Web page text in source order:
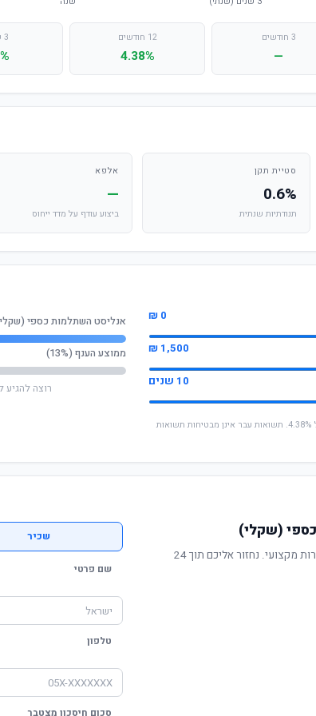
3 חודשים
—
12 חודשים
4.38%
3 שנים
סטיית תקן
0.6%
תנודתיות שנתית
אלפא
—
ביצוע עודף על מדד ייחוס
0 ₪
1,500 ₪
10 שנים
* החישוב מבוסס על תשואה שנתית ממוצעת של 4.38%. תשואות עבר אינן מבטיחות תשואות
אנליסט השתלמות כספי
ממוצע הענף (13%)
רוצה להגיע
(שקלי)
תשואה מוכחת, דמי ניהול תחרותיים ושירות מקצועי. נחזור אליכם תוך 24
שכיר
שם פרטי
טלפון
סכום חיסכון מצטבר